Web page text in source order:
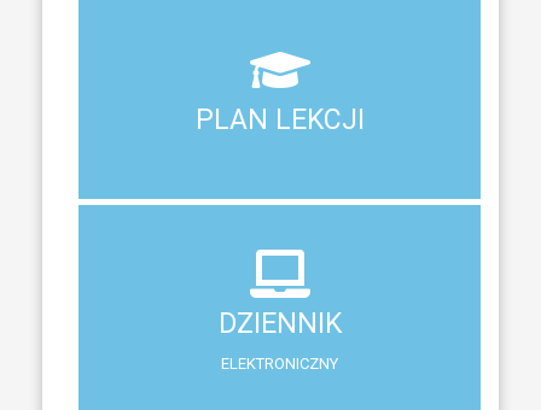
PLAN LEKCJI
PLAN LEKCJI
DZIENNIK
ELEKTRONICZNY
DZIENNIK
ELEKTRONICZNY
System zewnętrzny do śledzenia postępów w nauce